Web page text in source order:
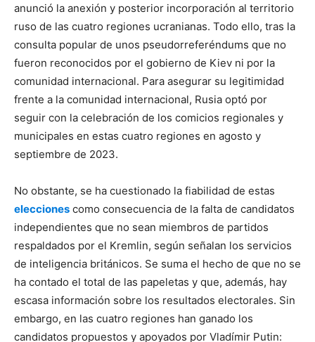
anunció la anexión y posterior incorporación al territorio
ruso de las cuatro regiones ucranianas. Todo ello, tras la
consulta popular de unos pseudorreferéndums que no
fueron reconocidos por el gobierno de Kiev ni por la
comunidad internacional. Para asegurar su legitimidad
frente a la comunidad internacional, Rusia optó por
seguir con la celebración de los comicios regionales y
municipales en estas cuatro regiones en agosto y
septiembre de 2023.
No obstante, se ha cuestionado la fiabilidad de estas
elecciones como consecuencia de la falta de candidatos
independientes que no sean miembros de partidos
respaldados por el Kremlin, según señalan los servicios
de inteligencia británicos. Se suma el hecho de que no se
ha contado el total de las papeletas y que, además, hay
escasa información sobre los resultados electorales. Sin
embargo, en las cuatro regiones han ganado los
candidatos propuestos y apoyados por Vladímir Putin: